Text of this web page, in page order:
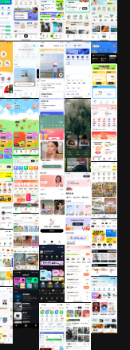
Glovo
火花Chat
Keeta
Aura
火花Chat
同程旅行
Coffee
Luvly
圆周旅迹
智谱
哈梨
EF
马蜂